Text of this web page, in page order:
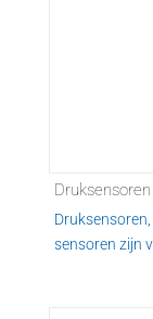
Druksensoren
sensoren zijn